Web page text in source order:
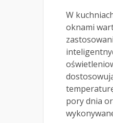
W
oknami
pory dnia